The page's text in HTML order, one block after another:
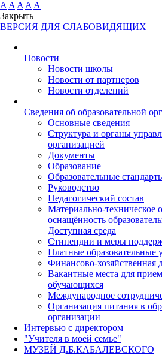
A A A A A
Закрыть
ВЕРСИЯ ДЛЯ СЛАБОВИДЯЩИХ
Новости
Новости школы
Новости от партнеров
Новости отделений
Cведения об образовательной
Основные сведения
Структура и органы
организацией
Документы
Образование
Образовательные
Руководство
Педагогический состав
Материально-техническое
оснащённость
Доступная среда
Стипендии и меры
Платные образовательные
Финансово-хозяйственная
Вакантные места для
обучающихся
Международное
Организация питания в
организации
Интервью с директором
"Учителя в моей семье"
МУЗЕЙ Д.Б.КАБАЛЕВСКОГО